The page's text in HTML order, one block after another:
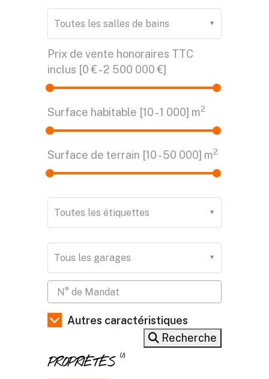
Toutes les salles de bains
Prix de vente honoraires TTC
inclus [0 €-2 500 000 €]
Surface habitable [10-1 000] m2
Surface de terrain [10-50 000] m2
Toutes les étiquettes
Tous les garages
Autres caractéristiques
Recherche
PROPRIÉTÉS (1)